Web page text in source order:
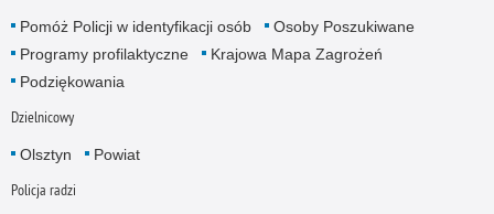
Pomóż Policji w identyfikacji osób
Osoby Poszukiwane
Programy profilaktyczne
Krajowa Mapa Zagrożeń
Podziękowania
Dzielnicowy
Olsztyn Powiat
Policja radzi